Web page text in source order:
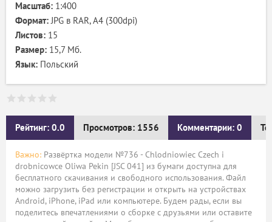
Масштаб: 1:400
Формат:JPG в RAR, А4 (300dpi)
Листов: 15
Размер: 15,7 Mб.
Язык: Польский
Рейтинг: 0.0 Просмотров: 1556 Комментарии: 0
Важно: Развёртка модели №736 - Chlodniowiec Czech i
drobnicowce Oliwa Pekin [JSC 041] из бумаги доступна для
бесплатного скачивания и свободного использования. Файл
можно загрузить без регистрации и открыть на устройствах
Android, iPhone, iPad или компьютере. Будем рады, если вы
поделитесь впечатлениями о сборке с друзьями или оставите